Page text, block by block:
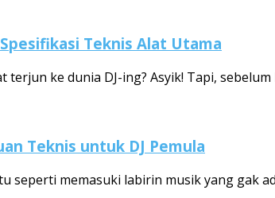
Teknis Alat Utama
terjun ke dunia DJ-ing? Asyik! Tapi,
Teknis untuk DJ Pemula
seperti memasuki labirin musik yang gak